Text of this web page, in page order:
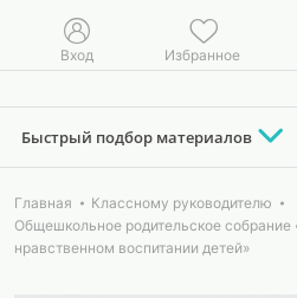
Вход Избранное
Быстрый подбор материалов
Главная
Классному руководителю
Общешкольное родительское собрание
нравственном воспитании детей»